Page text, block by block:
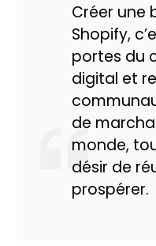
Créer une
Shopify,
portes du
digital et
de
monde,
désir de
prospérer.